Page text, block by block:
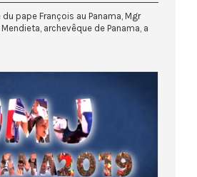
du pape François au Panama, Mgr
archevêque de Panama, a